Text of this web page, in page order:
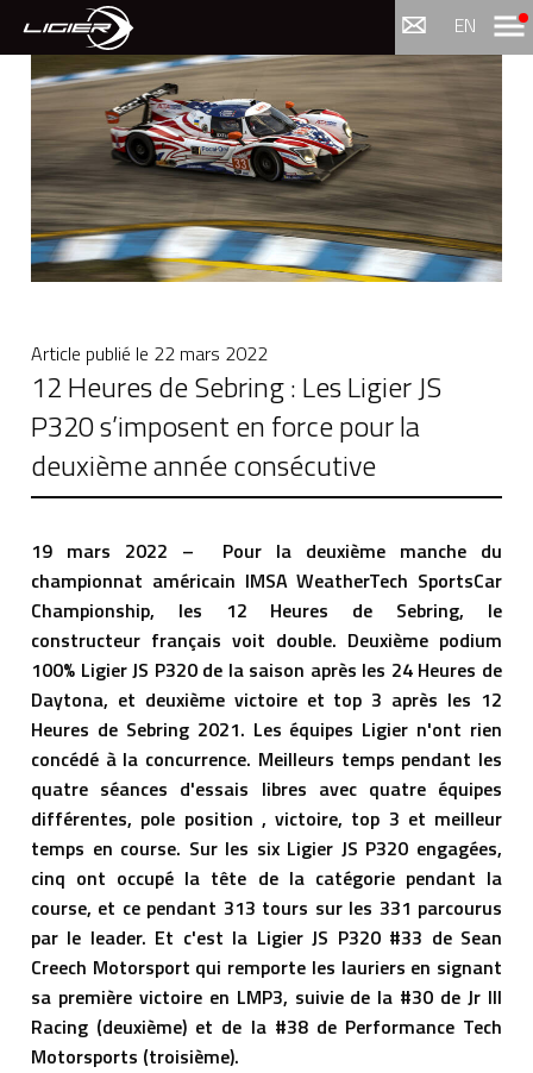
EN Menu
Article publié le 22 mars 2022
12 Heures de Sebring : Les Ligier JS
P320 s’imposent en force pour la
deuxième année consécutive
19 mars 2022 – Pour la deuxième manche du
championnat américain IMSA WeatherTech SportsCar
Championship, les 12 Heures de Sebring, le
constructeur français voit double. Deuxième podium
100% Ligier JS P320 de la saison après les 24 Heures de
Daytona, et deuxième victoire et top 3 après les 12
Heures de Sebring 2021. Les équipes Ligier n'ont rien
concédé à la concurrence. Meilleurs temps pendant les
quatre séances d'essais libres avec quatre équipes
différentes, pole position , victoire, top 3 et meilleur
temps en course. Sur les six Ligier JS P320 engagées,
cinq ont occupé la tête de la catégorie pendant la
course, et ce pendant 313 tours sur les 331 parcourus
par le leader. Et c'est la Ligier JS P320 #33 de Sean
Creech Motorsport qui remporte les lauriers en signant
sa première victoire en LMP3, suivie de la #30 de Jr III
Racing (deuxième) et de la #38 de Performance Tech
Motorsports (troisième).